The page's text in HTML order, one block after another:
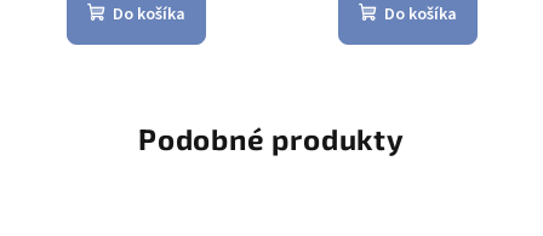
Do košíka Do košíka
Podobné produkty